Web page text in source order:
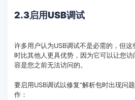
2.3启用USB调试
许多用户认为USB调试不是必需的，但
时比其他人更具优势，因为它可以让您
容是您之前无法访问的。
要启用USB调试以修复“解析包时出现问
作：